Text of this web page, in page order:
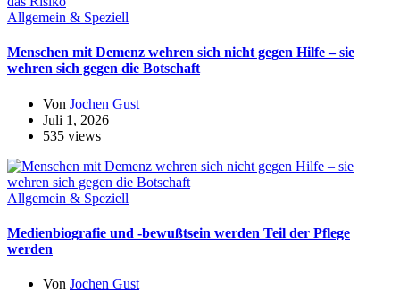
Allgemein & Speziell
Menschen mit Demenz wehren sich nicht gegen Hilfe – sie
wehren sich gegen die Botschaft
Von Jochen Gust
Juli 1, 2026
535 views
Allgemein & Speziell
Medienbiografie und -bewußtsein werden Teil der Pflege
werden
Von Jochen Gust